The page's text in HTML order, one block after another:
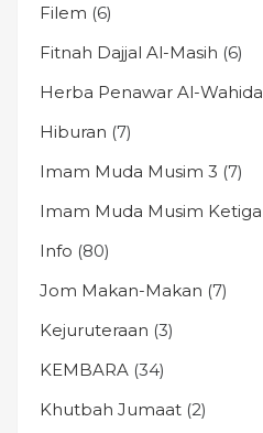
Filem (6)
Fitnah Dajjal Al-Masih (6)
Herba Penawar Al-Wahida
Hiburan (7)
Imam Muda Musim 3 (7)
Imam Muda Musim Ketiga
Info (80)
Jom Makan-Makan (7)
Kejuruteraan (3)
KEMBARA (34)
Khutbah Jumaat (2)